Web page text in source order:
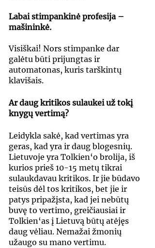
Labai stimpankinė profesija –
mašininkė.
Visiškai! Nors stimpanke dar
galėtu būti prijungtas ir
automatonas, kuris tarškintų
klavišais.
Ar daug kritikos sulaukei už tokį
knygų vertimą?
Leidykla sakė, kad vertimas yra
geras, kad yra ir daug blogesnių.
Lietuvoje yra Tolkien‘o brolija, iš
kurios prieš 10-15 metų tikrai
sulaukdavau kritikos. Ir jie būdavo
teisūs dėl tos kritikos, bet jie ir
patys pripažįsta, kad jei nebūtų
buvę to vertimo, greičiausiai ir
Tolkien‘as į Lietuvą būtų atėjęs
daug vėliau. Nemažai žmonių
užaugo su mano vertimu.